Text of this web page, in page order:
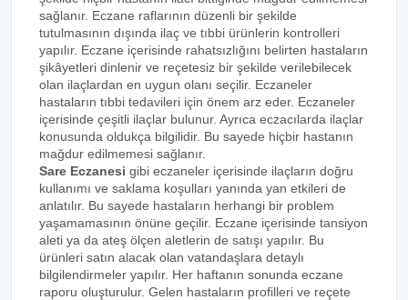
sağlanır. Eczane raflarının düzenli bir şekilde
tutulmasının dışında ilaç ve tıbbi ürünlerin kontrolleri
yapılır. Eczane içerisinde rahatsızlığını belirten hastaların
şikâyetleri dinlenir ve reçetesiz bir şekilde verilebilecek
olan ilaçlardan en uygun olanı seçilir. Eczaneler
hastaların tıbbi tedavileri için önem arz eder. Eczaneler
içerisinde çeşitli ilaçlar bulunur. Ayrıca eczacılarda ilaçlar
konusunda oldukça bilgilidir. Bu sayede hiçbir hastanın
mağdur edilmemesi sağlanır.
Sare Eczanesi gibi eczaneler içerisinde ilaçların doğru
kullanımı ve saklama koşulları yanında yan etkileri de
anlatılır. Bu sayede hastaların herhangi bir problem
yaşamamasının önüne geçilir. Eczane içerisinde tansiyon
aleti ya da ateş ölçen aletlerin de satışı yapılır. Bu
ürünleri satın alacak olan vatandaşlara detaylı
bilgilendirmeler yapılır. Her haftanın sonunda eczane
raporu oluşturulur. Gelen hastaların profilleri ve reçete